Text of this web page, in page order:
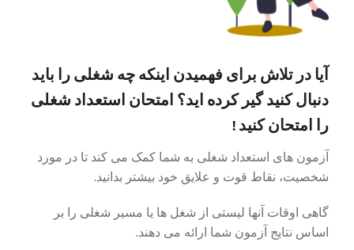
آیا در تلاش برای فهمیدن اینکه چه شغلی را باید
دنبال کنید گیر کرده اید؟ امتحان استعداد شغلی
را امتحان کنید !
آزمون های استعداد شغلی به شما کمک می کند تا در مورد
شخصیت، نقاط قوت و علایق خود بیشتر بدانید.
گاهی اوقات آنها لیستی از شغل ها یا مسیر شغلی را بر
اساس نتایج آزمون شما ارائه می دهند.